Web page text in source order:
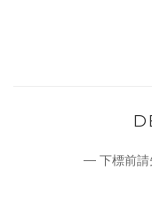
— 下標前請